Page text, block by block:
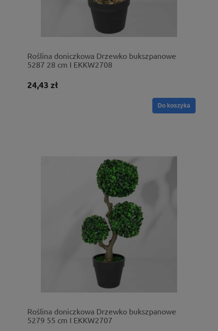
Roślina doniczkowa Drzewko bukszpanowe
5287 28 cm I EKKW2708
24,43 zł
Do koszyka
Roślina doniczkowa Drzewko bukszpanowe
5279 55 cm I EKKW2707